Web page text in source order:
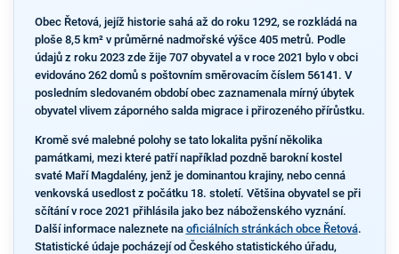
Obec Řetová, jejíž historie sahá až do roku 1292, se rozkládá na
ploše 8,5 km² v průměrné nadmořské výšce 405 metrů. Podle
údajů z roku 2023 zde žije 707 obyvatel a v roce 2021 bylo v obci
evidováno 262 domů s poštovním směrovacím číslem 56141. V
posledním sledovaném období obec zaznamenala mírný úbytek
obyvatel vlivem záporného salda migrace i přirozeného přírůstku.
Kromě své malebné polohy se tato lokalita pyšní několika
památkami, mezi které patří například pozdně barokní kostel
svaté Maří Magdalény, jenž je dominantou krajiny, nebo cenná
venkovská usedlost z počátku 18. století. Většina obyvatel se při
sčítání v roce 2021 přihlásila jako bez náboženského vyznání.
Další informace naleznete na oficiálních stránkách obce Řetová.
Statistické údaje pocházejí od Českého statistického úřadu,